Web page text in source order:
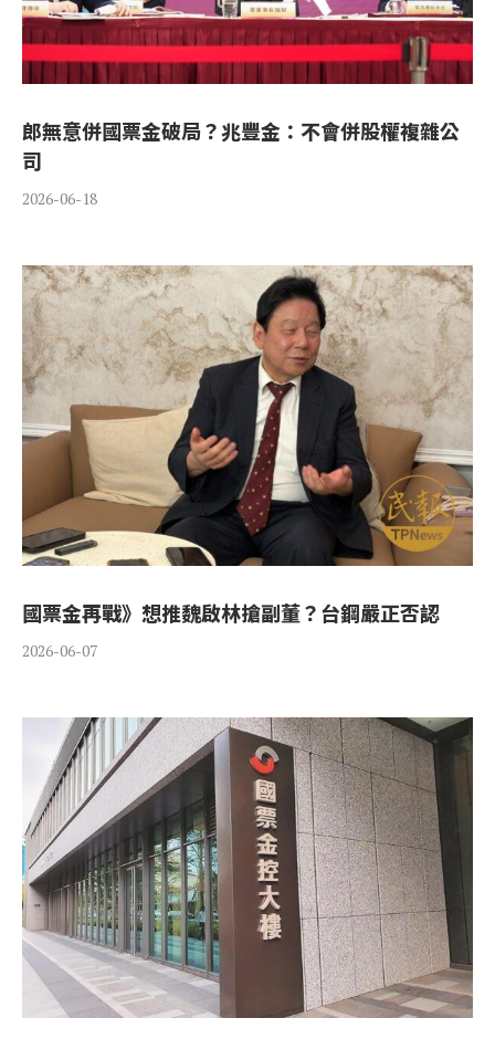
郎無意併國票金破局？兆豐金：不會併股權複雜公
司
2026-06-18
國票金再戰》想推魏啟林搶副董？台鋼嚴正否認
2026-06-07